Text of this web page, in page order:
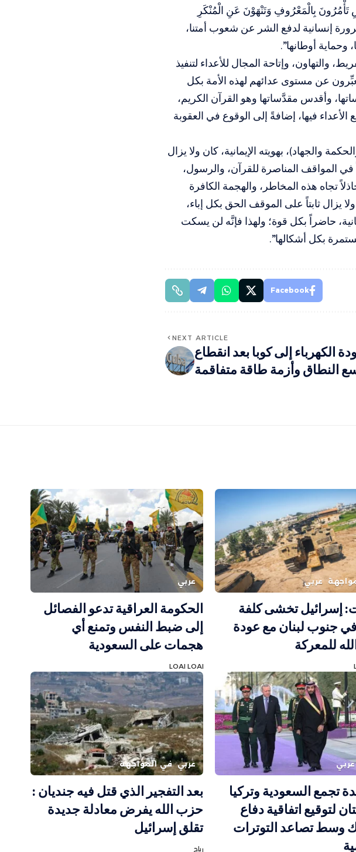
تَأْمُرُونَ بِالْمَعْرُوفِ وَتَنْهَوْنَ عَنِ الْمُنْكَرِ
إلى أنَّ ذلك ضرورة إنسانية لدفع الشر عن شعوب أمتنا،
وحماية أوطانها”.
والتهاون، وإتاحة المجال للأعداء لتنفيذ
عن مستوى عدائهم لهذه الأمة بكل
وأقدس مقدَّساتها وهو القرآن الكريم،
فيها، إضافةً إلى الوقوع في العقوبة
والجهاد)، بهويته الإيمانية، كان ولا يزال
في المواقف المناصرة للقرآن، والرسول،
تجاه هذه المخاطر، والهجمة الكافرة
يزال ثابتاً على الموقف الحق بكل إباء،
حاضراً بكل قوة؛ ولهذا فإنَّه لن يسكت
بكل أشكالها”.
Facebook
NEXT ARTICLE
الكهرباء إلى كوبا بعد انقطاع
النطاق وأزمة طاقة متفاقمة
عربي
إسرائيل تخشى كلفة
في جنوب لبنان مع عودة
للمعركة
عربي
الحكومة العراقية تدعو الفصائل
إلى ضبط النفس وتمنع أي
هجمات على السعودية
LOAI LOAI
عربي
تجمع السعودية وتركيا
لتوقيع اتفاقية دفاع
وسط تصاعد التوترات
عربي في المواجهة
بعد التفجير الذي قتل فيه جنديان :
حزب الله يفرض معادلة جديدة
تقلق إسرائيل
رباح